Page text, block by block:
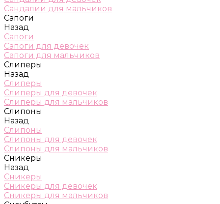
Сандалии для мальчиков
Сапоги
Назад
Сапоги
Сапоги для девочек
Сапоги для мальчиков
Слиперы
Назад
Слиперы
Слиперы для девочек
Слиперы для мальчиков
Слипоны
Назад
Слипоны
Слипоны для девочек
Слипоны для мальчиков
Сникеры
Назад
Сникеры
Сникеры для девочек
Сникеры для мальчиков